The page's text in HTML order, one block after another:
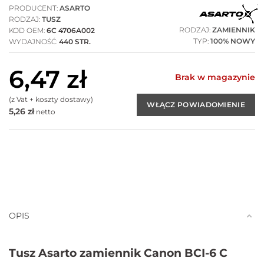
PRODUCENT: ASARTO
RODZAJ: TUSZ
KOD OEM: 6C 4706A002
WYDAJNOŚĆ: 440 STR.
RODZAJ: ZAMIENNIK
TYP: 100% NOWY
6,47 zł
(z Vat + koszty dostawy)
5,26 złnetto
Brak w magazynie
OPIS
Tusz Asarto zamiennik Canon BCI-6 C